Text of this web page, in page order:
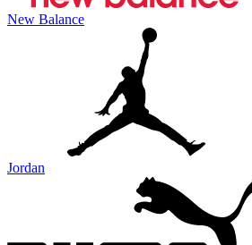
New Balance
Jordan